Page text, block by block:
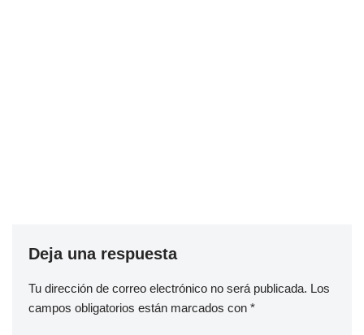
Deja una respuesta
Tu dirección de correo electrónico no será publicada. Los
campos obligatorios están marcados con *